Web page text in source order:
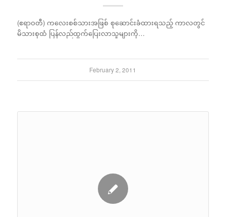
(ဧရာဝတီ) ကလေးစစ်သားအဖြစ် စုဆောင်းခံထားရသည့် ကာလတွင်
မိသားစုထံ ပြန်လည်ထွက်ပြေးလာသူများကို…
February 2, 2011